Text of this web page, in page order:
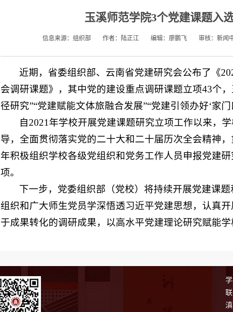
玉溪师范学院3个党建课题入
信息来源：组织部 作者：陆正江 编辑：廖鹏飞 审核：新闻
近期，省委组织部、云南省党建研究会公布了《
会调研课题》，其中党的建设重点调研课题立项43个
径研究”“党建赋能文体旅融合发展”“党建引领办好‘家
自2021年学校开展党建课题研究立项工作以来，
导，全面贯彻落实党的二十大和二十届历次全会精神
年积极组织学校各级党组织和党务工作人员申报党建
项。
下一步，党委组织部（党校）将持续开展党建课
组织和广大师生党员学深悟透习近平党建思想，认真
于成果转化的调研成果，以高水平党建理论研究赋能学